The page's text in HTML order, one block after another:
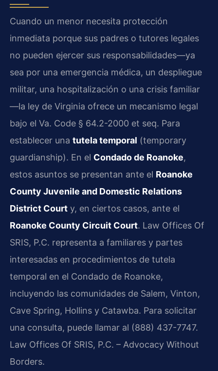
Cuando un menor necesita protección
inmediata porque sus padres o tutores legales
no pueden ejercer sus responsabilidades—ya
sea por una emergencia médica, un despliegue
militar, una hospitalización o una crisis familiar
—la ley de Virginia ofrece un mecanismo legal
bajo el Va. Code § 64.2-2000 et seq. Para
establecer una tutela temporal (temporary
guardianship). En el Condado de Roanoke,
estos asuntos se presentan ante el Roanoke
County Juvenile and Domestic Relations
District Court y, en ciertos casos, ante el
Roanoke County Circuit Court. Law Offices Of
SRIS, P.C. representa a familiares y partes
interesadas en procedimientos de tutela
temporal en el Condado de Roanoke,
incluyendo las comunidades de Salem, Vinton,
Cave Spring, Hollins y Catawba. Para solicitar
una consulta, puede llamar al (888) 437-7747.
Law Offices Of SRIS, P.C. – Advocacy Without
Borders.